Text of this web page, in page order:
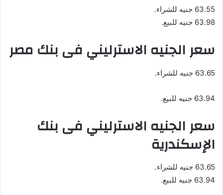
63.55 جنيه للشراء.
63.98 جنيه للبيع.
سعر الجنيه الاسترليني فى بنك مصر
63.65 جنيه للشراء.
63.94 جنيه للبيع.
سعر الجنيه الاسترليني فى بنك
الإسكندرية
63.65 جنيه للشراء.
63.94 جنيه للبيع.